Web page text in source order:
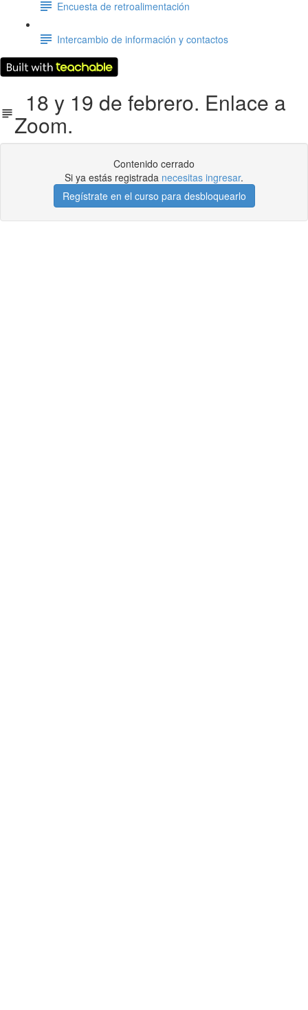
Encuesta de retroalimentación
Intercambio de información y contactos
18 y 19 de febrero. Enlace a
Zoom.
Contenido cerrado
Si ya estás registrada necesitas ingresar.
Regístrate en el curso para desbloquearlo